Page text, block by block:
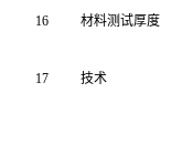
16
材料测试厚度
17 技术